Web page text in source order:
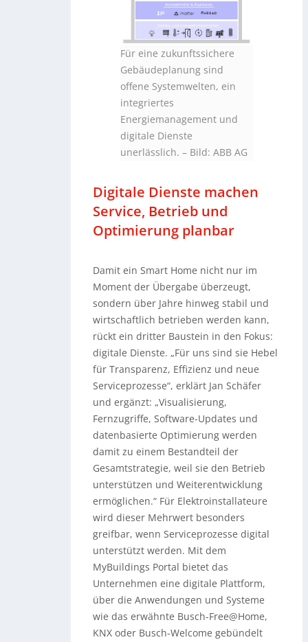
Für eine zukunftssichere
Gebäudeplanung sind
offene Systemwelten, ein
integriertes
Energiemanagement und
digitale Dienste
unerlässlich. – Bild: ABB AG
Digitale Dienste machen
Service, Betrieb und
Optimierung planbar
Damit ein Smart Home nicht nur im
Moment der Übergabe überzeugt,
sondern über Jahre hinweg stabil und
wirtschaftlich betrieben werden kann,
rückt ein dritter Baustein in den Fokus:
digitale Dienste. „Für uns sind sie Hebel
für Transparenz, Effizienz und neue
Serviceprozesse“, erklärt Jan Schäfer
und ergänzt: „Visualisierung,
Fernzugriffe, Software-Updates und
datenbasierte Optimierung werden
damit zu einem Bestandteil der
Gesamtstrategie, weil sie den Betrieb
unterstützen und Weiterentwicklung
ermöglichen.“ Für Elektroinstallateure
wird dieser Mehrwert besonders
greifbar, wenn Serviceprozesse digital
unterstützt werden. Mit dem
MyBuildings Portal bietet das
Unternehmen eine digitale Plattform,
über die Anwendungen und Systeme
wie das erwähnte Busch-Free@Home,
KNX oder Busch-Welcome gebündelt